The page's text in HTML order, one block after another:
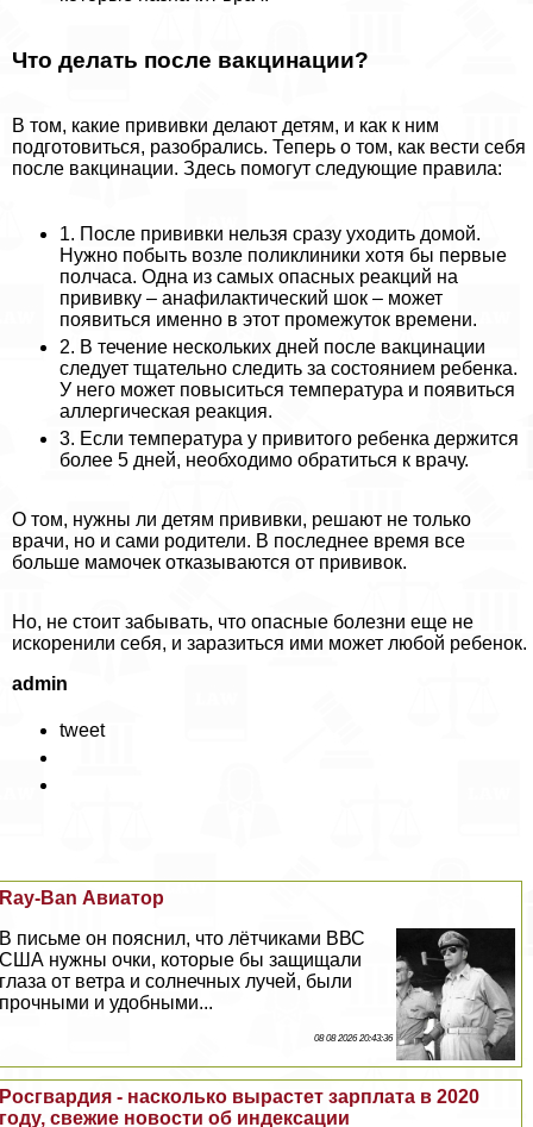
Что делать после вакцинации?
В том, какие прививки делают детям, и как к ним
подготовиться, разобрались. Теперь о том, как вести себя
после вакцинации. Здесь помогут следующие правила:
1. После прививки нельзя сразу уходить домой.
Нужно побыть возле поликлиники хотя бы первые
полчаса. Одна из самых опасных реакций на
прививку – анафилактический шок – может
появиться именно в этот промежуток времени.
2. В течение нескольких дней после вакцинации
следует тщательно следить за состоянием ребенка.
У него может повыситься температура и появиться
аллергическая реакция.
3. Если температура у привитого ребенка держится
более 5 дней, необходимо обратиться к врачу.
О том, нужны ли детям прививки, решают не только
врачи, но и сами родители. В последнее время все
больше мамочек отказываются от прививок.
Но, не стоит забывать, что опасные болезни еще не
искоренили себя, и заразиться ими может любой ребенок.
admin
tweet
Ray-Ban Авиатор
В письме он пояснил, что лётчиками ВВС
США нужны очки, которые бы защищали
глаза от ветра и солнечных лучей, были
прочными и удобными...
08 08 2026 20:43:36
Росгвардия - насколько вырастет зарплата в 2020
году, свежие новости об индексации